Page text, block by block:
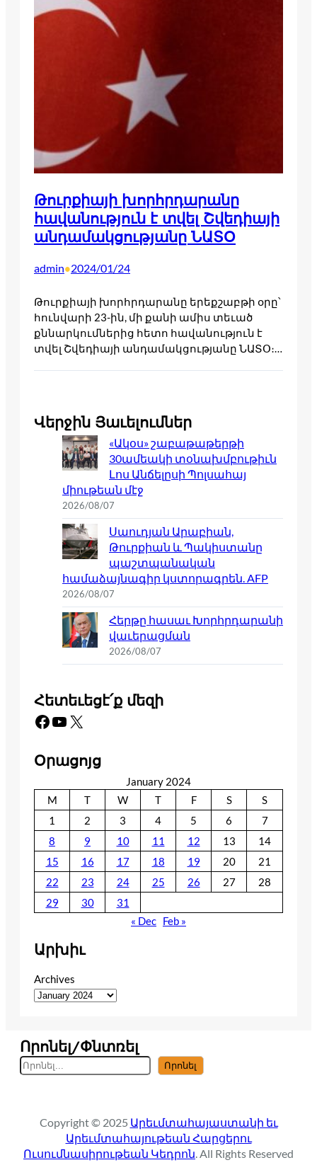
Թուրքիայի խորհրդարանը
հավանություն է տվել Շվեդիայի
անդամակցությանը ՆԱՏՕ
admin•2024/01/24
Թուրքիայի խորհրդարանը երեքշաբթի օրը՝
հունվարի 23-ին, մի քանի ամիս տեւած
քննարկումներից հետո հավանություն է
տվել Շվեդիայի անդամակցությանը ՆԱՏՕ։…
Վերջին Յաւելումներ
«Ակօս» շաբաթաթերթի
30ամեակի տօնախմբութիւն
Լոս Անճելըսի Պոլսահայ
միութեան մէջ
2026/08/07
Սաուդյան Արաբիան,
Թուրքիան և Պակիստանը
պաշտպանական
համաձայնագիր կստորագրեն. AFP
2026/08/07
Հերթը հասաւ Խորհրդարանի
վաւերացման
2026/08/07
Հետեւեցէ՛ք մեզի
Facebook YouTube X
Օրացոյց
January 2024
M
T W T F S
S
1
2 3 4 5 6
7
8
9 10 11 12 13
14
15
16 17 18 19 20
21
22
23 24 25 26 27
28
29
30
31
« Dec Feb »
Արխիւ
Archives
Որոնել/Փնտռել
S
e
c
h
Որոնել
Copyright © 2025 Արեւմտահայաստանի եւ
Արեւմտահայութեան Հարցերու
Ուսումնասիրութեան Կեդրոն. All Rights Reserved